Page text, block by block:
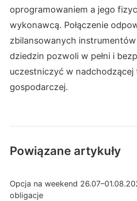
oprogramowaniem a jego
wykonawcą. Połączenie
zbilansowanych
dziedzin pozwoli w pełni i
uczestniczyć w nadchodzącej
gospodarczej.
Powiązane artykuły
Opcja na weekend
obligacje